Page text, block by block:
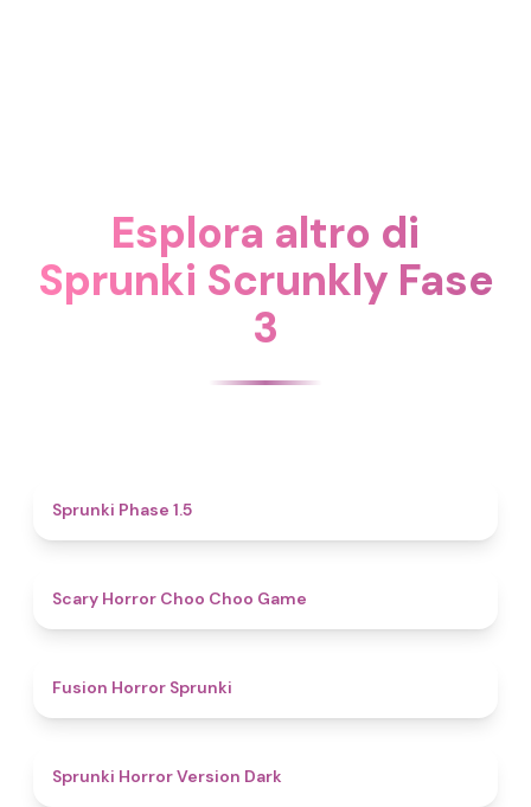
Esplora altro di
Sprunki Scrunkly Fase
3
Sprunki Phase 1.5
Scary Horror Choo Choo Game
Fusion Horror Sprunki
Sprunki Horror Version Dark